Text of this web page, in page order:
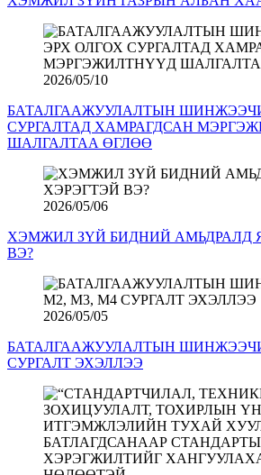
2026/05/10
БАТАЛГААЖУУЛАЛТЫН
СУРГАЛТАД ХАМРАГДСАН
ШАЛГАЛТАА ӨГЛӨӨ
2026/05/06
ХЭМЖИЛ ЗҮЙ БИДНИЙ АМЬДРАЛД
ВЭ?
2026/05/05
БАТАЛГААЖУУЛАЛТЫН
СУРГАЛТ ЭХЭЛЛЭЭ